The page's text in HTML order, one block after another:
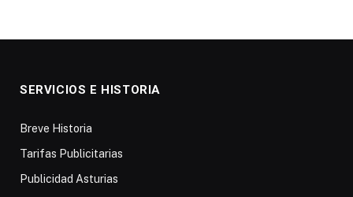
SERVICIOS E HISTORIA
Breve Historia
Tarifas Publicitarias
Publicidad Asturias